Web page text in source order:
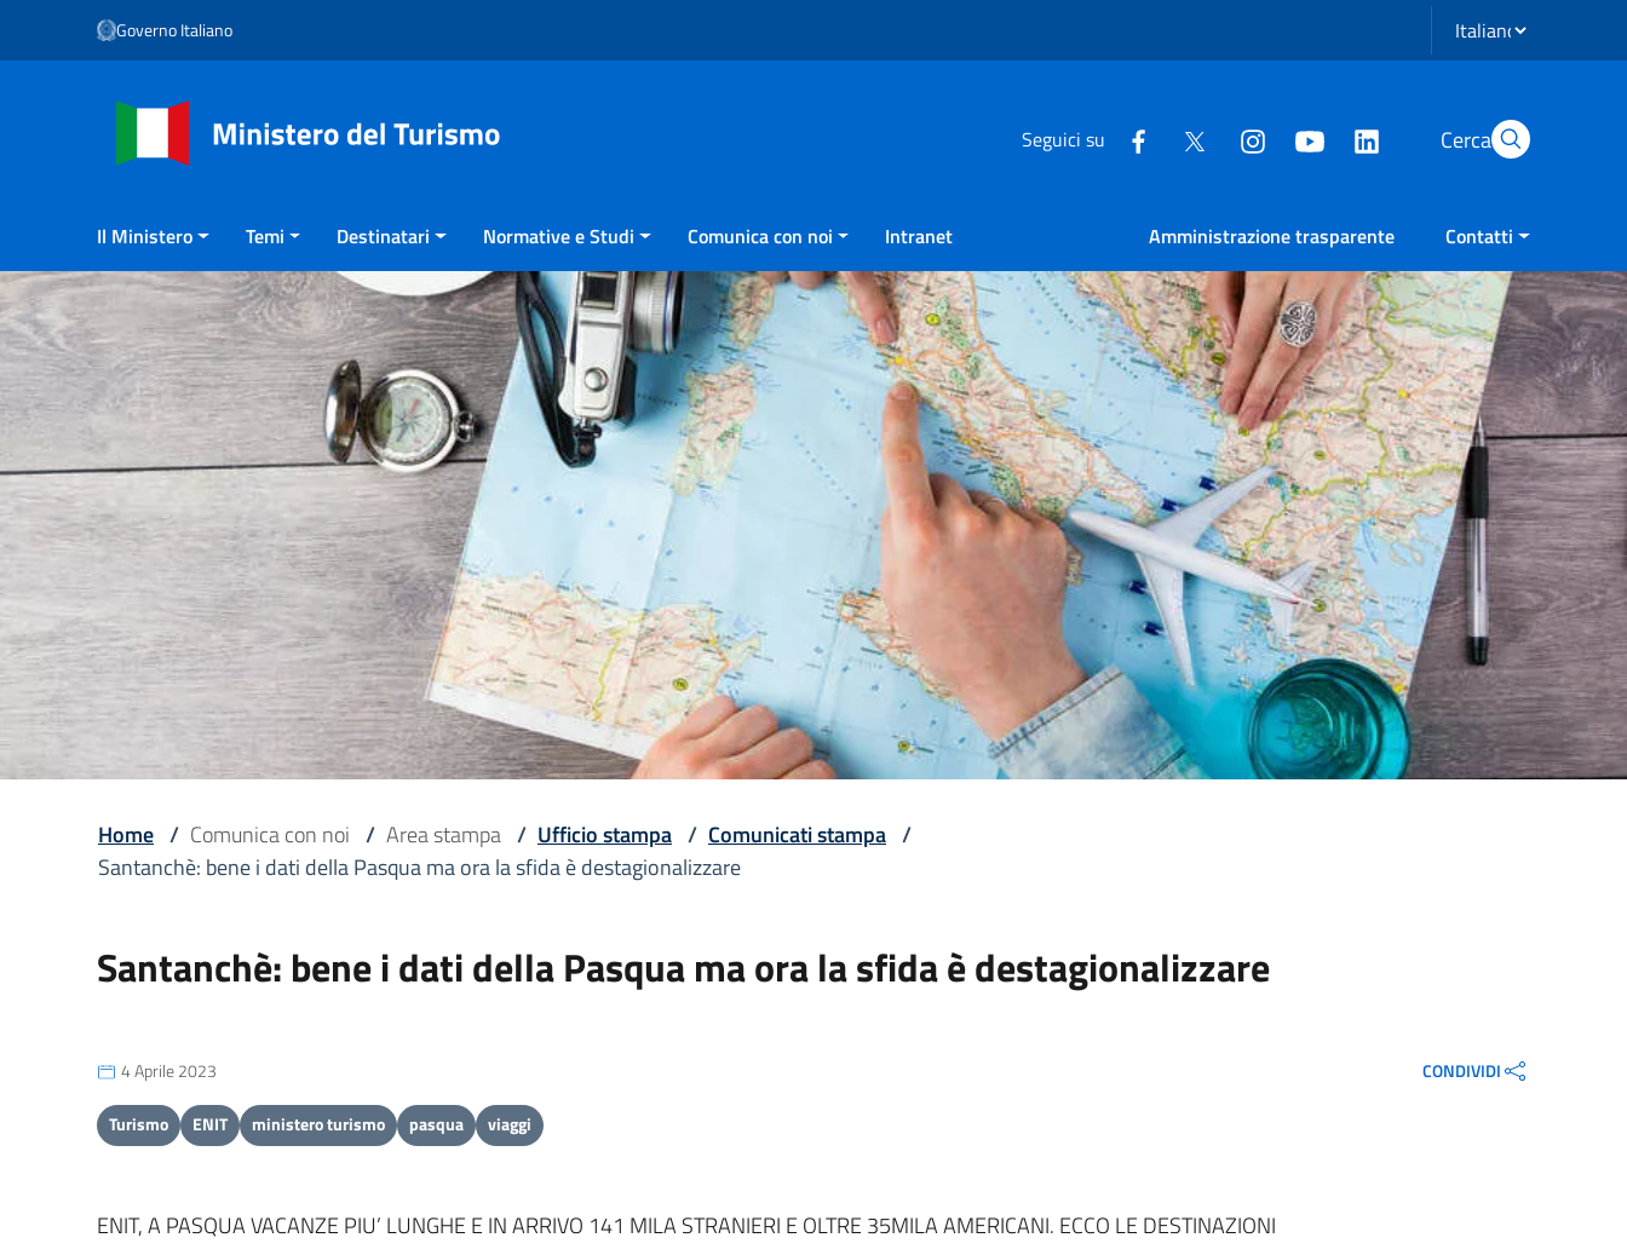
Vai ai contenuti
Vai al menu di navigazione
Governo Italiano Seleziona lingua
Seguici su Cerca
Il Ministero Temi Destinatari Normative e Studi Comunica con noi Intranet Amministrazione trasparente Contatti
Home / Comunica con noi / Area stampa / Ufficio stampa / Comunicati stampa /
Santanchè: bene i dati della Pasqua ma ora la sfida è destagionalizzare
Santanchè: bene i dati della Pasqua ma ora la sfida è destagionalizzare
4 Aprile 2023 CONDIVIDI
Turismo ENIT ministero turismo pasqua viaggi
ENIT, A PASQUA VACANZE PIU’ LUNGHE E IN ARRIVO 141 MILA STRANIERI E OLTRE 35MILA AMERICANI. ECCO LE DESTINAZIONI